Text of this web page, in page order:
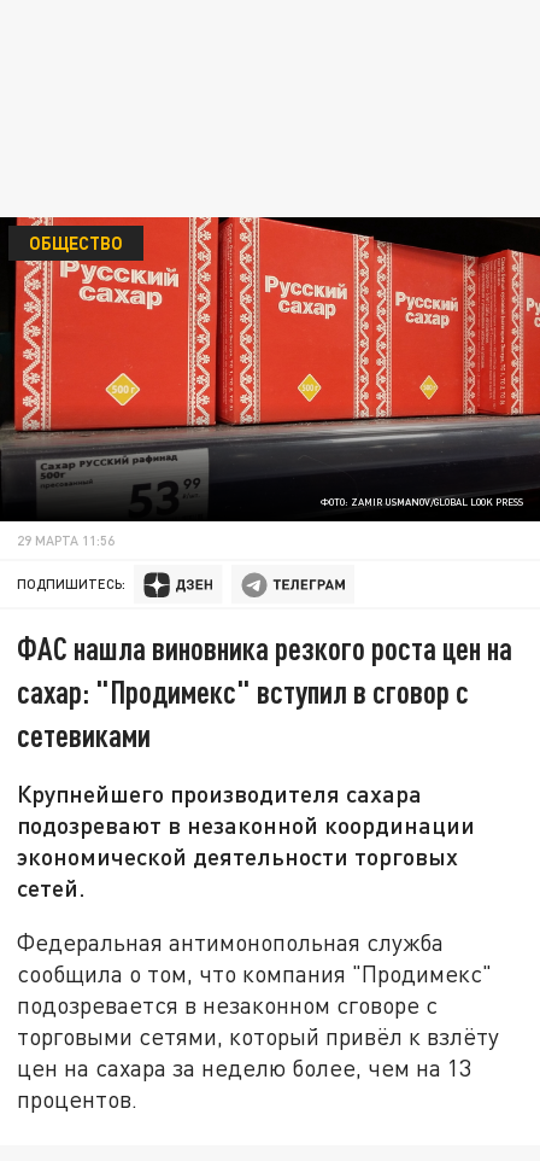
ФОТО: ZAMIR USMANOV/GLOBAL LOOK PRESS
ОБЩЕСТВО
29 МАРТА 11:56
ПОДПИШИТЕСЬ:
ФАС нашла виновника резкого роста цен на
сахар: "Продимекс" вступил в сговор с
сетевиками
Крупнейшего производителя сахара
подозревают в незаконной координации
экономической деятельности торговых
сетей.
Федеральная антимонопольная служба
сообщила о том, что компания "Продимекс"
подозревается в незаконном сговоре с
торговыми сетями, который привёл к взлёту
цен на сахара за неделю более, чем на 13
процентов.